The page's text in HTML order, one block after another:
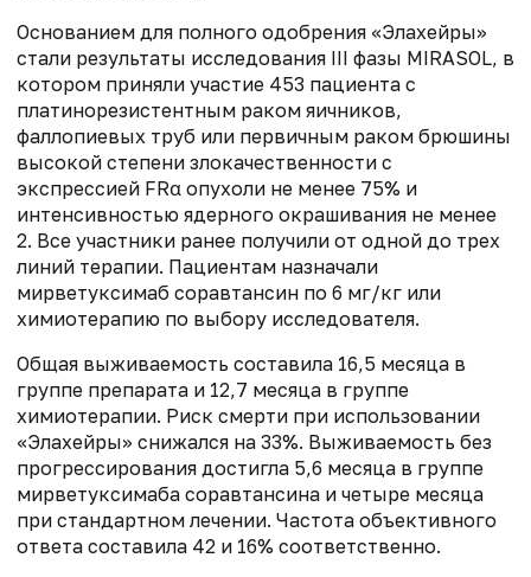
Основанием для полного одобрения «Элахейры»
стали результаты исследования III фазы MIRASOL, в
котором приняли участие 453 пациента с
платинорезистентным раком яичников,
фаллопиевых труб или первичным раком брюшины
высокой степени злокачественности с
экспрессией FRα опухоли не менее 75% и
интенсивностью ядерного окрашивания не менее
2. Все участники ранее получили от одной до трех
линий терапии. Пациентам назначали
мирветуксимаб соравтансин по 6 мг/кг или
химиотерапию по выбору исследователя.
Общая выживаемость составила 16,5 месяца в
группе препарата и 12,7 месяца в группе
химиотерапии. Риск смерти при использовании
«Элахейры» снижался на 33%. Выживаемость без
прогрессирования достигла 5,6 месяца в группе
мирветуксимаба соравтансина и четыре месяца
при стандартном лечении. Частота объективного
ответа составила 42 и 16% соответственно.